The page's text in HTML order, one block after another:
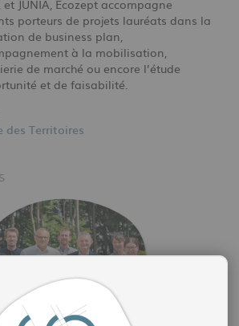
et JUNIA, Ecozept accompagne
porteurs de projets lauréats dans la
de business plan,
à la mobilisation,
de marché ou encore l’étude
et de faisabilité.
des Territoires